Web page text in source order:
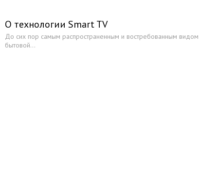
О технологии Smart TV
До сих пор самым распространенным и востребованным видом
бытовой...